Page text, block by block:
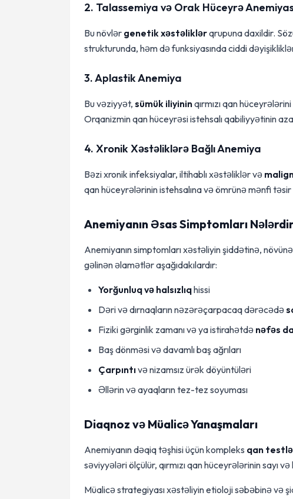
2. Talassemiya və Orak Hüceyrə
Bu növlər genetik xəstəliklərqrupuna daxildir.
strukturunda, həm də funksiyasında ciddi
3. Aplastik Anemiya
Bu vəziyyət, sümük iliyininqırmızı qan
Orqanizmin qan hüceyrəsi istehsalı qabiliyyətinin
4. Xronik Xəstəliklərə Bağlı Anemiya
Bəzi xronik infeksiyalar, iltihablı xəstəliklər və
qan hüceyrələrinin istehsalına və ömrünə mənfi
Anemiyanın Əsas Simptomları
Anemiyanın simptomları xəstəliyin şiddətinə,
gəlinən əlamətlər aşağıdakılardır:
Yorğunluq və halsızlıqhissi
Dəri və dırnaqların nəzərəçarpacaq dərəcədə
Fiziki gərginlik zamanı və ya istirahətdə nəfəs
Baş dönməsi və davamlı baş ağrıları
Çarpıntıvə nizamsız ürək döyüntüləri
Əllərin və ayaqların tez-tez soyuması
Diaqnoz və Müalicə Yanaşmaları
Anemiyanın dəqiq təşhisi üçün kompleks qan
səviyyələri ölçülür, qırmızı qan hüceyrələrinin sayı
Müalicə strategiyası xəstəliyin etioloji səbəbinə və